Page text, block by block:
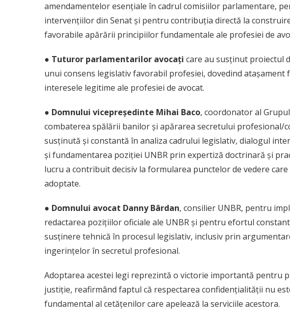
amendamentelor esențiale în cadrul comisiilor parlamentare,
intervențiilor din Senat și pentru contribuția directă la
favorabile apărării principiilor fundamentale ale profesiei de
● Tuturor parlamentarilor avocați care au susținut proiectul
unui consens legislativ favorabil profesiei, dovedind atașament
interesele legitime ale profesiei de avocat.
● Domnului vicepreședinte Mihai Baco, coordonator al
combaterea spălării banilor și apărarea secretului profesional/
susținută și constantă în analiza cadrului legislativ, dialogul
și fundamentarea poziției UNBR prin expertiză doctrinară și
lucru a contribuit decisiv la formularea punctelor de vedere
adoptate.
● Domnului avocat Danny Bârdan, consilier UNBR, pentru
redactarea pozițiilor oficiale ale UNBR și pentru efortul
susținere tehnică în procesul legislativ, inclusiv prin
ingerințelor în secretul profesional.
Adoptarea acestei legi reprezintă o victorie importantă pentru
justiție, reafirmând faptul că respectarea confidențialității nu
fundamental al cetățenilor care apelează la serviciile acestora.